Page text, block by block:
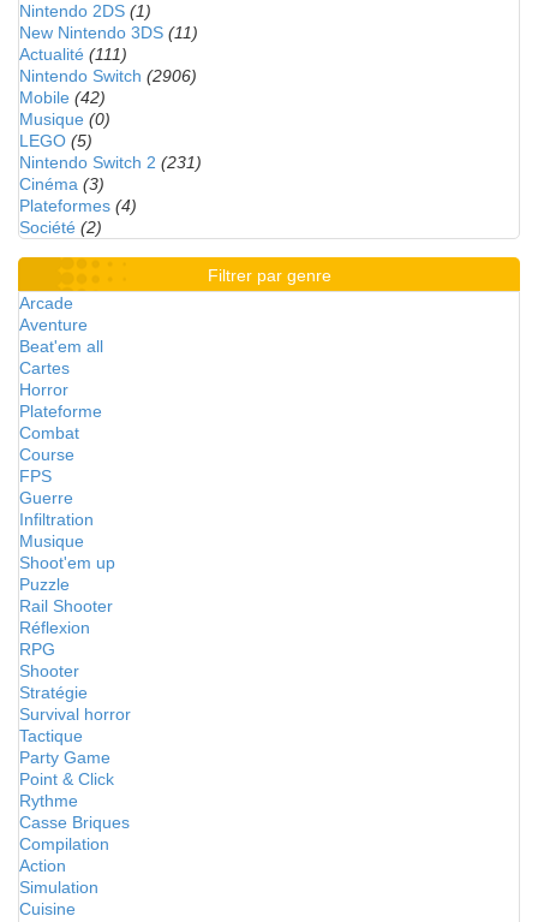
Nintendo 2DS (1)
New Nintendo 3DS (11)
Actualité (111)
Nintendo Switch (2906)
Mobile (42)
Musique (0)
LEGO (5)
Nintendo Switch 2 (231)
Cinéma (3)
Plateformes (4)
Société (2)
Filtrer par genre
Arcade
Aventure
Beat'em all
Cartes
Horror
Plateforme
Combat
Course
FPS
Guerre
Infiltration
Musique
Shoot'em up
Puzzle
Rail Shooter
Réflexion
RPG
Shooter
Stratégie
Survival horror
Tactique
Party Game
Point & Click
Rythme
Casse Briques
Compilation
Action
Simulation
Cuisine